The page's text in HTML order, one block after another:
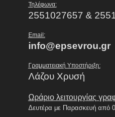
Τηλέφωνα:
2551027657 &
Email:
info@epsevrou.gr
Γραμματειακή Υποστήριξη:
Λάζου Χρυσή
Ωράριο λειτουργίας
Δευτέρα με Παρασκευή από